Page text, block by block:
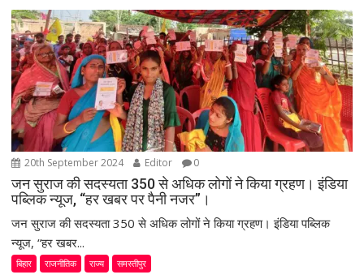
20th September 2024 Editor 0
जन सुराज की सदस्यता 350 से अधिक लोगों ने किया ग्रहण। इंडिया
पब्लिक न्यूज, “हर खबर पर पैनी नजर”।
जन सुराज की सदस्यता 350 से अधिक लोगों ने किया ग्रहण। इंडिया पब्लिक
न्यूज, “हर खबर...
बिहार राजनीतिक राज्य समस्तीपुर